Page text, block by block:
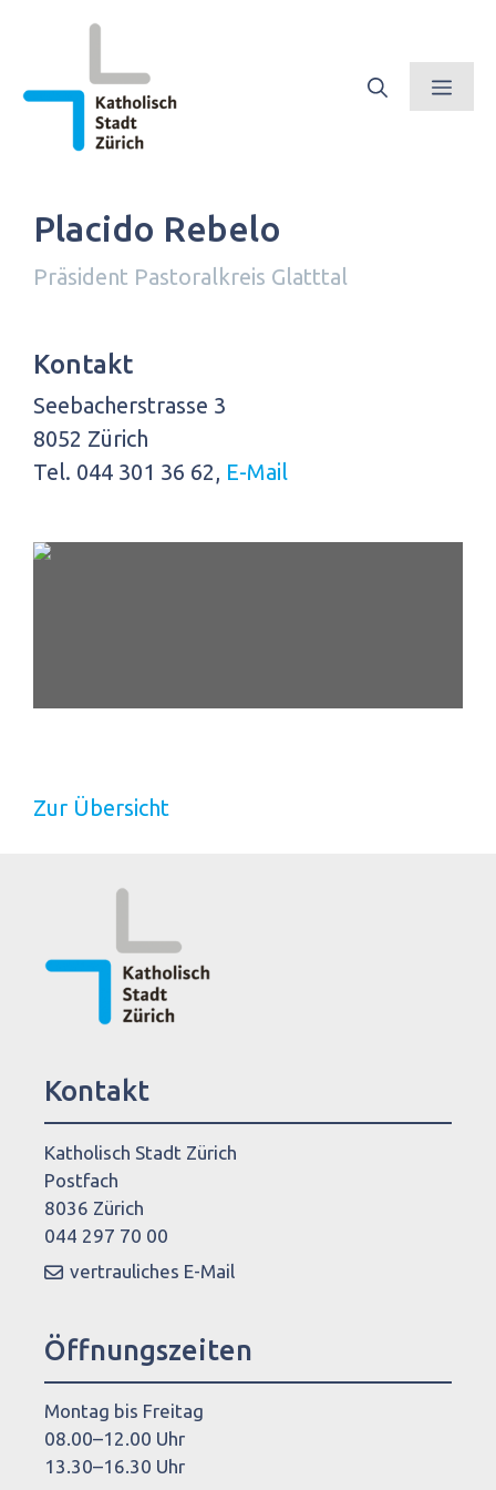
Placido Rebelo
Präsident Pastoralkreis Glatttal
Kontakt
Seebacherstrasse 3
8052 Zürich
Tel. 044 301 36 62, E-Mail
Zur Übersicht
Kontakt
Katholisch Stadt Zürich
Postfach
8036 Zürich
044 297 70 00
vertrauliches E-Mail
Öffnungszeiten
Montag bis Freitag
08.00–12.00 Uhr
13.30–16.30 Uhr